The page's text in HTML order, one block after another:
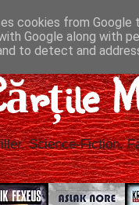
Science-Fiction,
cookies from Google
Google along with
to detect and